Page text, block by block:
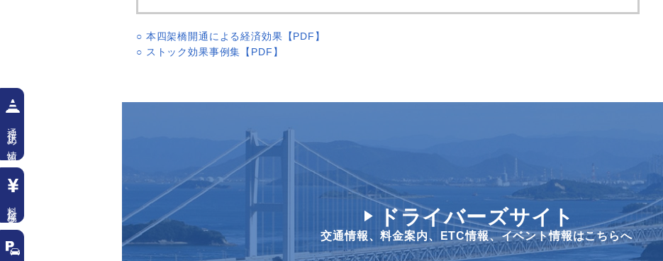
○ 本四架橋開通による経済効果【PDF】
○ ストック効果事例集【PDF】
ドライバーズサイト
交通情報、料金案内、 ETC情報、イベント情報はこちらへ
通行止め情報
料金検索